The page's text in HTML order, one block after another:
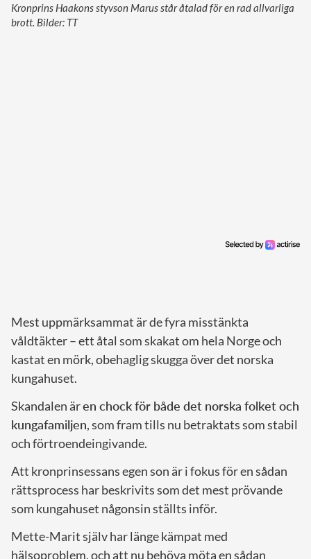
Kronprins Haakons styvson Marus står åtalad för en rad allvarliga
brott. Bilder: TT
Mest uppmärksammat är de fyra misstänkta
våldtäkter – ett åtal som skakat om hela Norge och
kastat en mörk, obehaglig skugga över det norska
kungahuset.
Skandalen ären chock för både det norska folket och
kungafamiljen, som fram tills nu betraktats som stabil
och förtroendeingivande.
Att kronprinsessans egen son är i fokus för en sådan
rättsprocess har beskrivits som det mest prövande
som kungahuset någonsin ställts inför.
Mette-Marit själv har länge kämpat med
hälsoproblem, och att nu behöva möta en sådan